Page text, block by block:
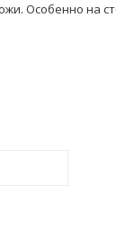
Особенно на